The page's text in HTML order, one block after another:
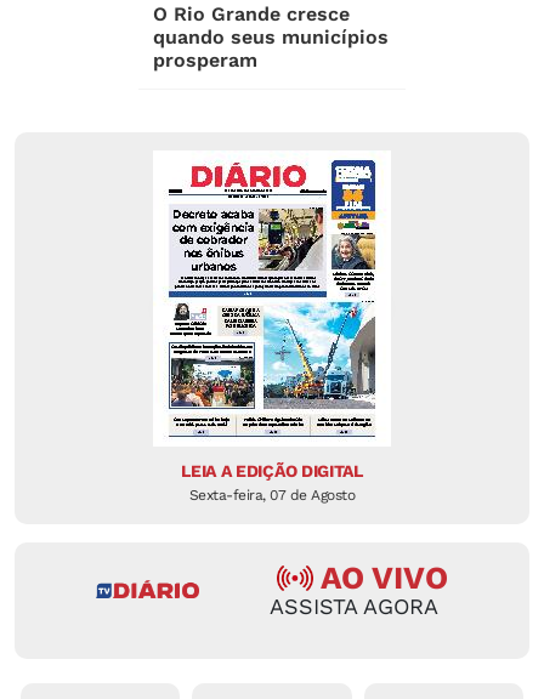
O Rio Grande cresce
quando seus municípios
prosperam
LEIA A EDIÇÃO DIGITAL
Sexta-feira, 07 de Agosto
AO VIVO
ASSISTA AGORA